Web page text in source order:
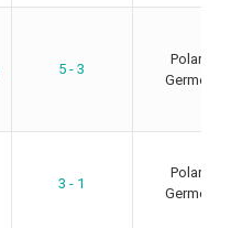
5 - 3
Polariom
Germering
3 - 1
Polariom
Germering